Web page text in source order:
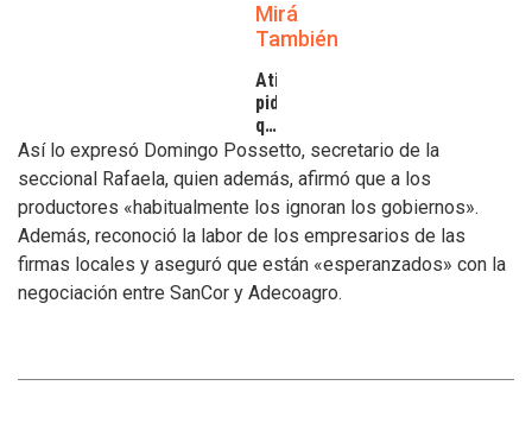
Mirá
También
Atilra
pide
que
se
atiendan
inconvenientes
de
los
tamberos
Así lo expresó Domingo Possetto, secretario de la
seccional Rafaela, quien además, afirmó que a los
productores «habitualmente los ignoran los gobiernos».
Además, reconoció la labor de los empresarios de las
firmas locales y aseguró que están «esperanzados» con la
negociación entre SanCor y Adecoagro.